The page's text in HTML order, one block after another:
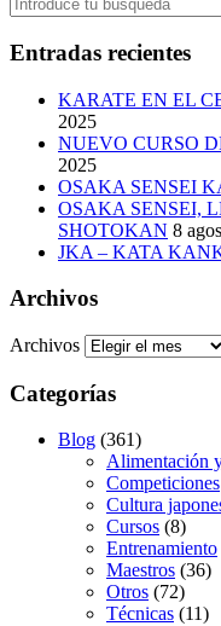
Entradas recientes
KARATE EN EL
2025
NUEVO CURSO
2025
OSAKA SENSEI
OSAKA SENSEI,
SHOTOKAN 8
JKA – KATA
Archivos
Archivos
Categorías
Blog (361)
Alimentación
Competiciones
Cultura
Cursos (8)
Entrenamiento
Maestros (36)
Otros (72)
Técnicas (11)